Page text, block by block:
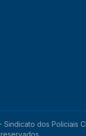
Sindicato dos Policiais